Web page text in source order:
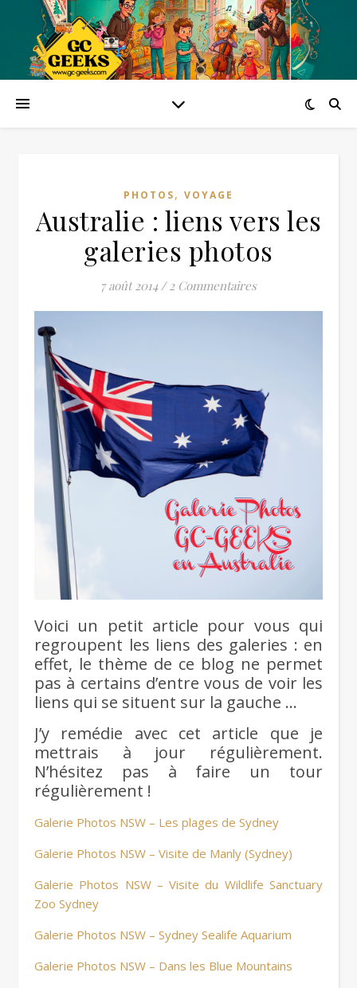
PHOTOS, VOYAGE
Australie : liens vers les
galeries photos
7 août 2014 / 2 Commentaires
Voici un petit article pour vous qui
regroupent les liens des galeries : en
effet, le thème de ce blog ne permet
pas à certains d’entre vous de voir les
liens qui se situent sur la gauche …
J’y remédie avec cet article que je
mettrais à jour régulièrement.
N’hésitez pas à faire un tour
régulièrement !
Galerie Photos NSW – Les plages de Sydney
Galerie Photos NSW – Visite de Manly (Sydney)
Galerie Photos NSW – Visite du Wildlife Sanctuary
Zoo Sydney
Galerie Photos NSW – Sydney Sealife Aquarium
Galerie Photos NSW – Dans les Blue Mountains